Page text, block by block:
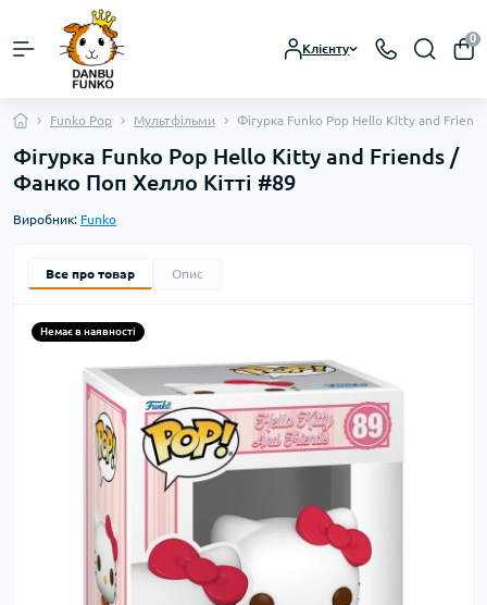
Клієнту
0
Funko Pop Мультфільми Фігурка Funko Pop Hello Kitty and
Фігурка Funko Pop Hello Kitty and Friends /
Фанко Поп Хелло Кітті #89
Виробник: Funko
Все про товар Опис
Немає в наявності